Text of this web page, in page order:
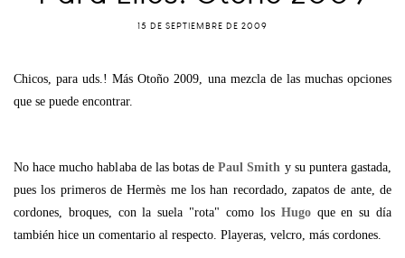
15 DE SEPTIEMBRE DE 2009
Chicos, para uds.! Más Otoño 2009, una mezcla de las muchas opciones
que se puede encontrar.
No hace mucho hablaba de las botas dePaul Smith y su puntera gastada,
pues los primeros de Hermès me los han recordado, zapatos de ante, de
cordones, broques, con la suela "rota" como los Hugoque en su día
también hice un comentario al respecto. Playeras, velcro, más cordones.